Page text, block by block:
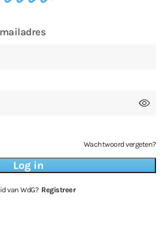
Wachtwoord vergeten?
van WdG? Registreer